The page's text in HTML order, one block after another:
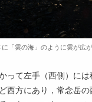
に「雲の海」のように雲が広
って左手（西側）に
西方にあり，常念岳